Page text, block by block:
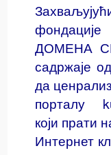
ДОМЕНА
садржаје
да
порталу
који прати
Интернет